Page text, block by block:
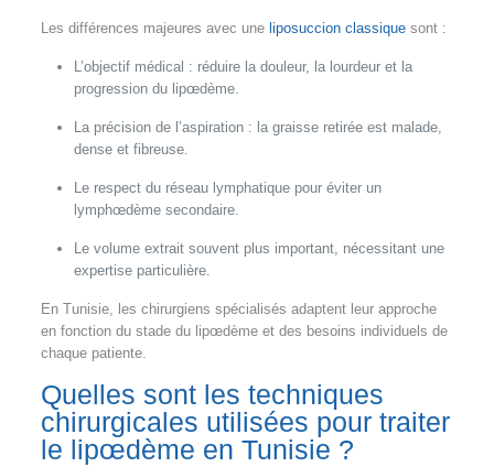
Les différences majeures avec une liposuccion classiquesont :
L’objectif médical : réduire la douleur, la lourdeur et la
progression du lipœdème.
La précision de l’aspiration : la graisse retirée est malade,
dense et fibreuse.
Le respect du réseau lymphatique pour éviter un
lymphœdème secondaire.
Le volume extrait souvent plus important, nécessitant une
expertise particulière.
En Tunisie, les chirurgiens spécialisés adaptent leur approche
en fonction du stade du lipœdème et des besoins individuels de
chaque patiente.
Quelles sont les techniques
chirurgicales utilisées pour traiter
le lipœdème en Tunisie ?